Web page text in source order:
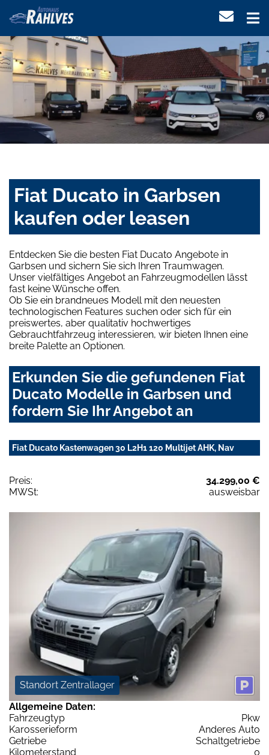
Fiat Ducato in Garbsen
kaufen oder leasen
Entdecken Sie die besten Fiat Ducato Angebote in
Garbsen und sichern Sie sich Ihren Traumwagen.
Unser vielfältiges Angebot an Fahrzeugmodellen lässt
fast keine Wünsche offen.
Ob Sie ein brandneues Modell mit den neuesten
technologischen Features suchen oder sich für ein
preiswertes, aber qualitativ hochwertiges
Gebrauchtfahrzeug interessieren, wir bieten Ihnen eine
breite Palette an Optionen.
Erkunden Sie die gefundenen Fiat
Ducato Modelle in Garbsen und
fordern Sie Ihr Angebot an
Fiat Ducato Kastenwagen 30 L2H1 120 Multijet AHK, Nav
Preis:
34.299,00 €
MWSt:
ausweisbar
Standort Zentrallager
Allgemeine Daten:
Fahrzeugtyp
Pkw
Karosserieform
Anderes Auto
Getriebe
Schaltgetriebe
Kilometerstand
0